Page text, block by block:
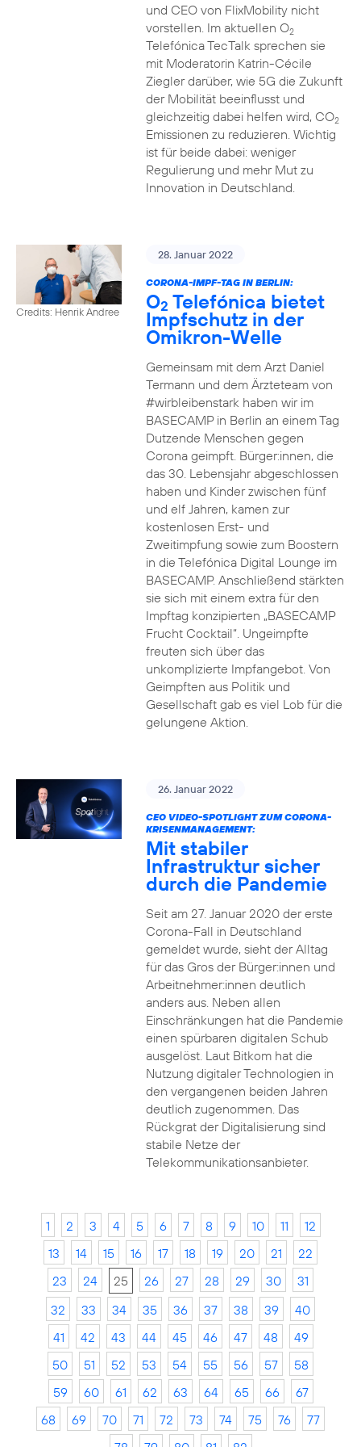
und CEO von FlixMobility nicht
vorstellen. Im aktuellen O2
Telefónica TecTalk sprechen sie
mit Moderatorin Katrin-Cécile
Ziegler darüber, wie 5G die Zukunft
der Mobilität beeinflusst und
gleichzeitig dabei helfen wird, CO2
Emissionen zu reduzieren. Wichtig
ist für beide dabei: weniger
Regulierung und mehr Mut zu
Innovation in Deutschland.
Credits: Henrik Andree
28. Januar 2022
CORONA-IMPF-TAG IN BERLIN:
O2 Telefónica bietet
Impfschutz in der
Omikron-Welle
Gemeinsam mit dem Arzt Daniel
Termann und dem Ärzteteam von
#wirbleibenstark haben wir im
BASECAMP in Berlin an einem Tag
Dutzende Menschen gegen
Corona geimpft. Bürger:innen, die
das 30. Lebensjahr abgeschlossen
haben und Kinder zwischen fünf
und elf Jahren, kamen zur
kostenlosen Erst- und
Zweitimpfung sowie zum Boostern
in die Telefónica Digital Lounge im
BASECAMP. Anschließend stärkten
sie sich mit einem extra für den
Impftag konzipierten „BASECAMP
Frucht Cocktail“. Ungeimpfte
freuten sich über das
unkomplizierte Impfangebot. Von
Geimpften aus Politik und
Gesellschaft gab es viel Lob für die
gelungene Aktion.
26. Januar 2022
CEO VIDEO-SPOTLIGHT ZUM CORONA-
KRISENMANAGEMENT:
Mit stabiler
Infrastruktur sicher
durch die Pandemie
Seit am 27. Januar 2020 der erste
Corona-Fall in Deutschland
gemeldet wurde, sieht der Alltag
für das Gros der Bürger:innen und
Arbeitnehmer:innen deutlich
anders aus. Neben allen
Einschränkungen hat die Pandemie
einen spürbaren digitalen Schub
ausgelöst. Laut Bitkom hat die
Nutzung digitaler Technologien in
den vergangenen beiden Jahren
deutlich zugenommen. Das
Rückgrat der Digitalisierung sind
stabile Netze der
Telekommunikationsanbieter.
1 2 3 4 5 6 7 8 9 10 11
12
13
14 15 16 17 18 19 20 21
22
23
24 25 26 27 28 29 30
31
32
33 34 35 36 37 38 39
40
41
42 43 44 45 46 47 48
49
50
51 52 53 54 55 56 57
58
59
60 61 62 63 64 65 66
67
68
69 70 71 72 73 74 75 76
77